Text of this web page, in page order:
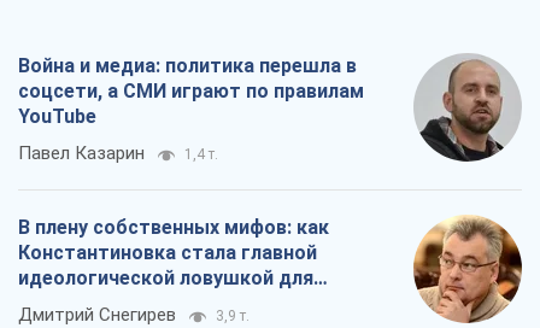
Война и медиа: политика перешла в
соцсети, а СМИ играют по правилам
YouTube
Павел Казарин 1,4 т.
В плену собственных мифов: как
Константиновка стала главной
идеологической ловушкой для
российских оккупантов
Дмитрий Снегирев 3,9 т.